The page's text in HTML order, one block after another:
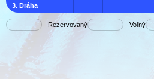
3. Dráha
Rezervovaný Voľný